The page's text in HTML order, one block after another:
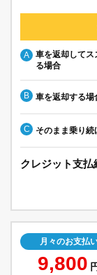
A
車を返却してス
る場合
B 車を返却する場
C そのまま乗り続
クレジット支払
月々のお支払
9,800